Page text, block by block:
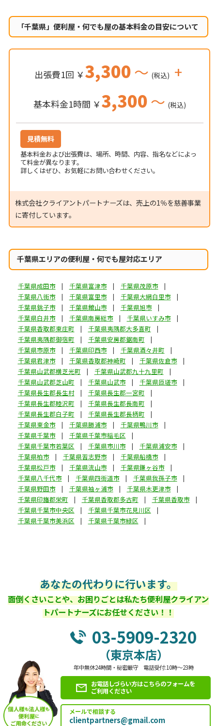
「千葉県」便利屋・何でも屋の基本料金の目安について
出張費1回 ￥3,300～ (税込) +
基本料金1時間 ￥3,300～ (税込)
見積無料
基本料金および出張費は、場所、時間、内容、指名などによっ
て料金が異なります。
詳しくはぜひ、お気軽にお問い合わせください。
株式会社クライアントパートナーズは、売上の1％を慈善事業
に寄付しています。
千葉県エリアの便利屋・何でも屋対応エリア
千葉県成田市 千葉県富津市
千葉県茂原市
千葉県八街市
千葉県富里市
千葉県大網白里市
千葉県銚子市
千葉県館山市
千葉県旭市
千葉県白井市
千葉県南房総市
千葉県いすみ市
千葉県香取郡東庄町
千葉県夷隅郡大多喜町
千葉県夷隅郡御宿町
千葉県安房郡鋸南町
千葉県市原市
千葉県印西市
千葉県酒々井町
千葉県君津市
千葉県香取郡神崎町
千葉県佐倉市
千葉県山武郡横芝光町
千葉県山武郡九十九里町
千葉県山武郡芝山町
千葉県山武市
千葉県匝瑳市
千葉県長生郡長生村
千葉県長生郡一宮町
千葉県長生郡睦沢町
千葉県長生郡長南町
千葉県長生郡白子町
千葉県長生郡長柄町
千葉県東金市
千葉県勝浦市
千葉県鴨川市
千葉県千葉市
千葉県千葉市稲毛区
千葉県千葉市若葉区
千葉県市川市
千葉県浦安市
千葉県柏市
千葉県習志野市
千葉県船橋市
千葉県松戸市
千葉県流山市
千葉県鎌ヶ谷市
千葉県八千代市
千葉県四街道市
千葉県我孫子市
千葉県野田市
千葉県袖ヶ浦市
千葉県木更津市
千葉県印旛郡栄町
千葉県香取郡多古町
千葉県香取市
千葉県千葉市中央区
千葉県千葉市花見川区
千葉県千葉市美浜区
千葉県千葉市緑区
あなたの代わりに行います。
面倒くさいことや、お困りごとは私たち便利屋クライアン
トパートナーズにお任せください！！
03-5909-2320
（東京本店）
年中無休24時間・秘密厳守 電話受付:10時～23時
お電話しづらい方はこちらのフォームを
ご利用ください
メールで相談する
clientpartners@gmail.com